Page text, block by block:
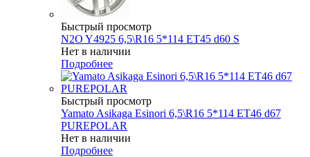
Быстрый просмотр
N2O Y4925 6,5\R16 5*114 ET45 d60 S
Нет в наличии
Подробнее
Быстрый просмотр
Yamato Asikaga Esinori 6,5\R16 5*114 ET46 d67
PUREPOLAR
Нет в наличии
Подробнее